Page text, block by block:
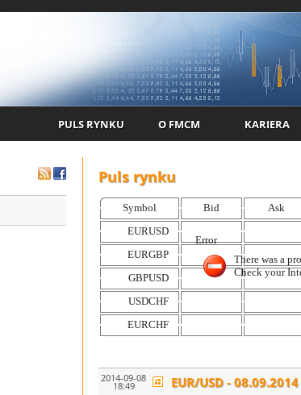
PULS RYNKU O FMCM KARIERA
Puls rynku
2014-09-08
18:49 EUR/USD - 08.09.2014